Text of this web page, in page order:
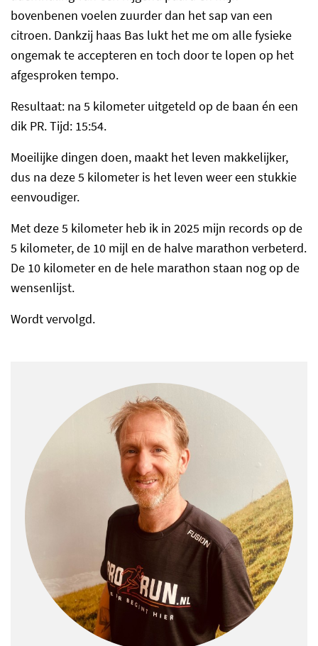
bovenbenen voelen zuurder dan het sap van een
citroen. Dankzij haas Bas lukt het me om alle fysieke
ongemak te accepteren en toch door te lopen op het
afgesproken tempo.
Resultaat: na 5 kilometer uitgeteld op de baan én een
dik PR. Tijd: 15:54.
Moeilijke dingen doen, maakt het leven makkelijker,
dus na deze 5 kilometer is het leven weer een stukkie
eenvoudiger.
Met deze 5 kilometer heb ik in 2025 mijn records op de
5 kilometer, de 10 mijl en de halve marathon verbeterd.
De 10 kilometer en de hele marathon staan nog op de
wensenlijst.
Wordt vervolgd.